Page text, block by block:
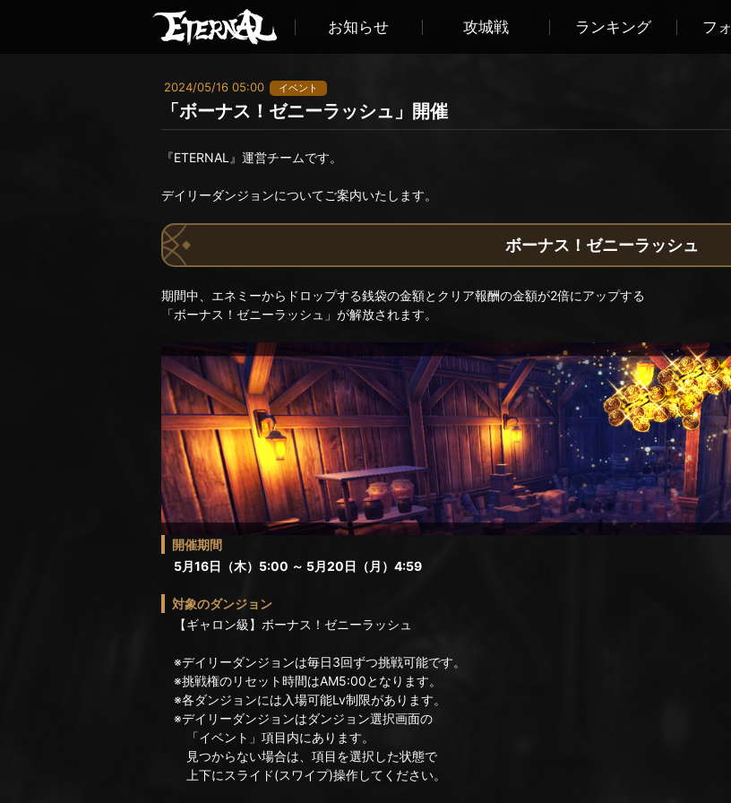
お知らせ 攻城戦 ランキング フ
2024/05/16 05:00 イベント
「ボーナス！ゼニーラッシュ」開催
『ETERNAL』運営チームです。
デイリーダンジョンについてご案内いたします。
ボーナス！ゼニーラッシュ
期間中、エネミーからドロップする銭袋の金額とクリア報酬の金額が2倍にアップする
「ボーナス！ゼニーラッシュ」が解放されます。
開催期間
5月16日（木）5:00 ～ 5月20日（月）4:59
対象のダンジョン
【ギャロン級】ボーナス！ゼニーラッシュ
※デイリーダンジョンは毎日3回ずつ挑戦可能です。
※挑戦権のリセット時間はAM5:00となります。
※各ダンジョンには入場可能Lv制限があります。
※デイリーダンジョンはダンジョン選択画面の
「イベント」項目内にあります。
見つからない場合は、項目を選択した状態で
上下にスライド(スワイプ)操作してください。